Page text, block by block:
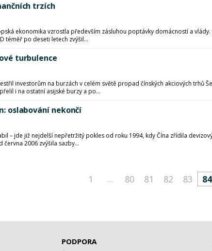
trzích
ekonomika vzrostla především zásluhou poptávky domácností a
téměř po deseti letech zvýšil...
turbulence
investorům na burzách v celém světě propad čínských akciových
i na ostatní asijské burzy a po...
oslabování nekončí
– jde již nejdelší nepřetržitý pokles od roku 1994, kdy Čína zřídila
2006 zvýšila sazby...
1 ... 80 81 82 83 84
PODPORA